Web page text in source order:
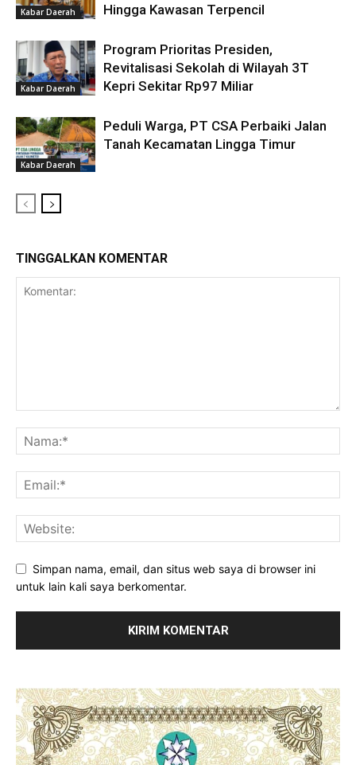
Kabar Daerah
Hingga Kawasan Terpencil
Kabar Daerah
Program Prioritas Presiden,
Revitalisasi Sekolah di Wilayah 3T
Kepri Sekitar Rp97 Miliar
Kabar Daerah
Peduli Warga, PT CSA Perbaiki Jalan
Tanah Kecamatan Lingga Timur
TINGGALKAN KOMENTAR
Simpan nama, email, dan situs web saya di browser ini
untuk lain kali saya berkomentar.